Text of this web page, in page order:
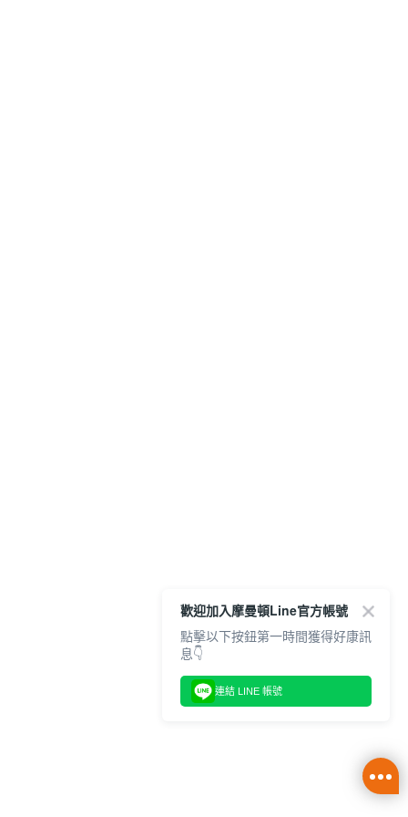
歡迎加入摩曼頓Line官方帳號
點擊以下按鈕第一時間獲得好康訊
息👇
連結 LINE 帳號